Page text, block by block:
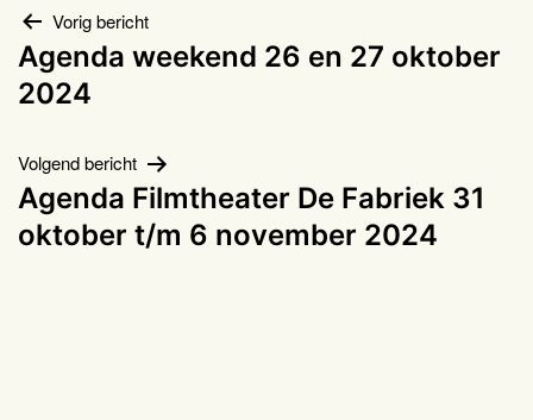
Bericht
navigatie
Vorig bericht
Agenda weekend 26 en 27 oktober
2024
Volgend bericht
Agenda Filmtheater De Fabriek 31
oktober t/m 6 november 2024